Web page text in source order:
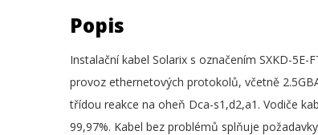
Popis
Instalační kabel Solarix s označením SXKD-
provoz ethernetových protokolů, včetně
třídou reakce na oheň Dca-s1,d2,a1. Vodiče
99,97%. Kabel bez problémů splňuje